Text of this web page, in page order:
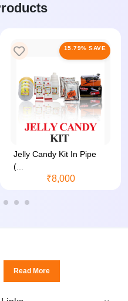
15.79% SAVE
Jelly Candy Kit In Pipe
(...
₹8,000
Read More